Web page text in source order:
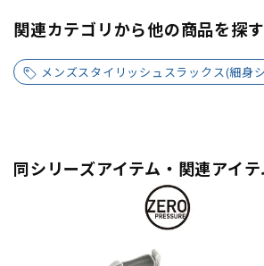
関連カテゴリから他の商品を探す
メンズスタイリッシュスラックス(細身
同シリーズアイテム・関連アイテ